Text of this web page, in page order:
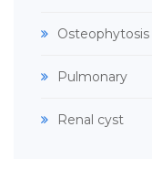
Osteophytosis
Pulmonary
Renal cyst